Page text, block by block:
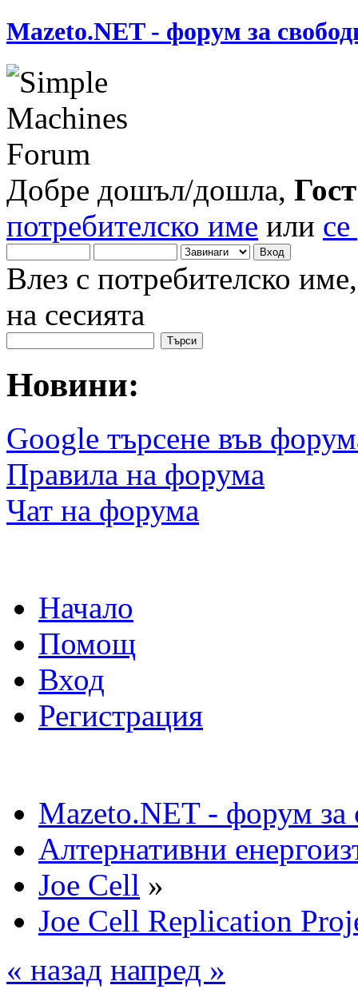
Mazeto.NET - форум за
Добре дошъл/дошла, Гост
потребителско име или
Влез с потребителско
на сесията
Новини:
Google търсене във
Правила на форума
Чат на форума
Начало
Помощ
Вход
Регистрация
Mazeto.NET - форум за
Алтернативни
Joe Cell »
Joe Cell Replication
« назад напред »